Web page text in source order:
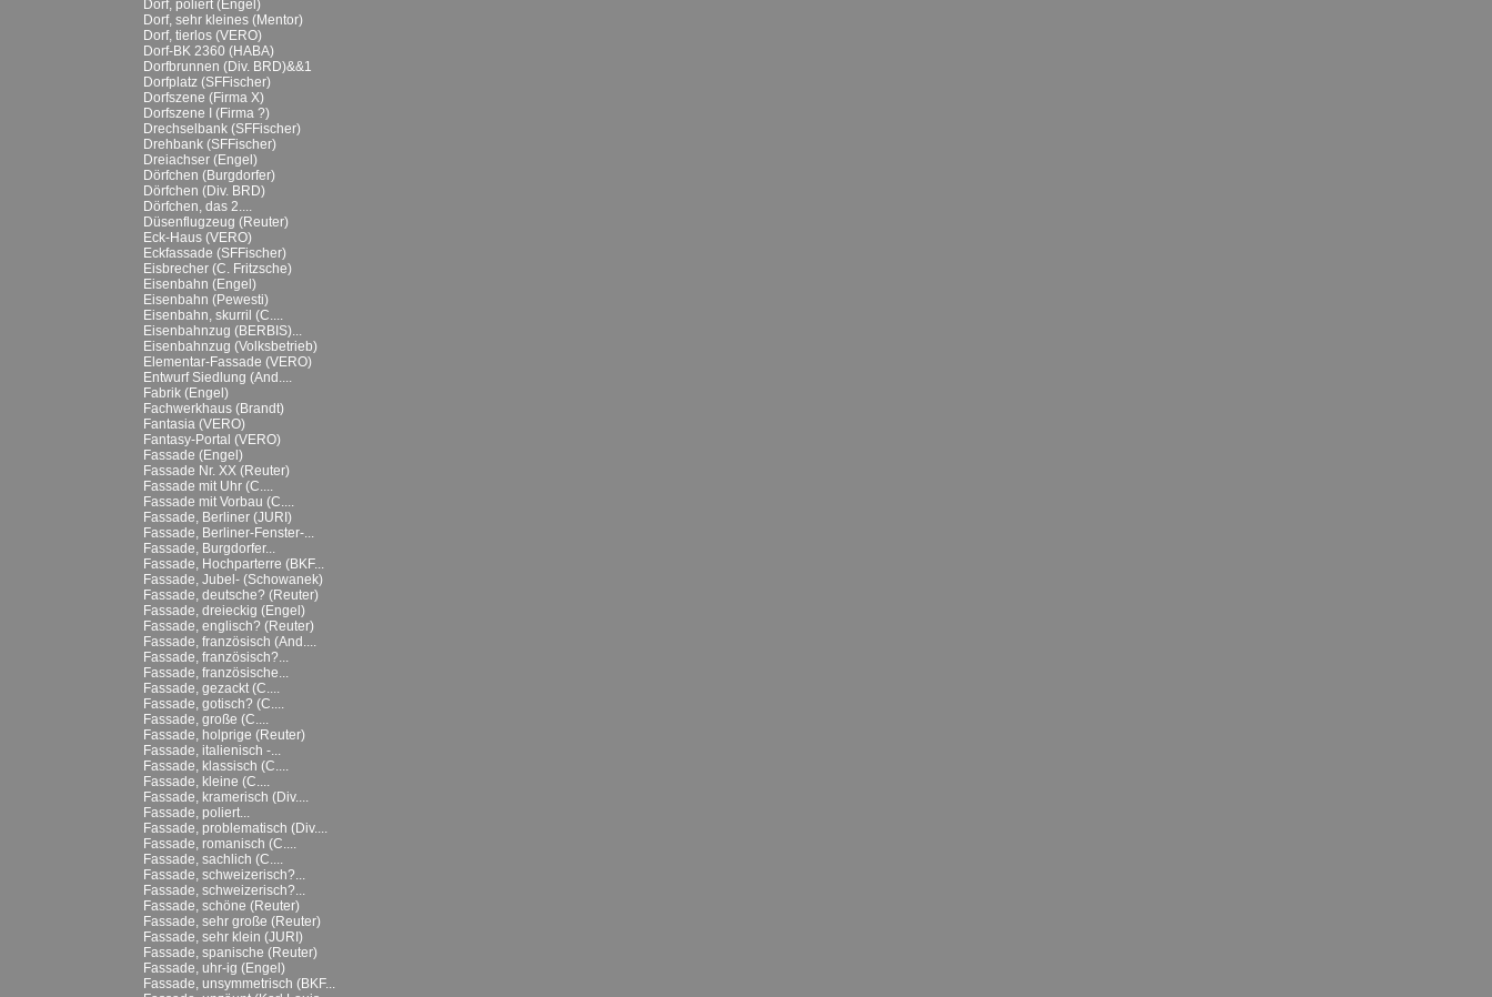
Dorf, poliert (Engel)
Dorf, sehr kleines (Mentor)
Dorf, tierlos (VERO)
Dorf-BK 2360 (HABA)
Dorfbrunnen (Div. BRD)&&1
Dorfplatz (SFFischer)
Dorfszene (Firma X)
Dorfszene I (Firma ?)
Drechselbank (SFFischer)
Drehbank (SFFischer)
Dreiachser (Engel)
Dörfchen (Burgdorfer)
Dörfchen (Div. BRD)
Dörfchen, das 2....
Düsenflugzeug (Reuter)
Eck-Haus (VERO)
Eckfassade (SFFischer)
Eisbrecher (C. Fritzsche)
Eisenbahn (Engel)
Eisenbahn (Pewesti)
Eisenbahn, skurril (C....
Eisenbahnzug (BERBIS)...
Eisenbahnzug (Volksbetrieb)
Elementar-Fassade (VERO)
Entwurf Siedlung (And....
Fabrik (Engel)
Fachwerkhaus (Brandt)
Fantasia (VERO)
Fantasy-Portal (VERO)
Fassade (Engel)
Fassade Nr. XX (Reuter)
Fassade mit Uhr (C....
Fassade mit Vorbau (C....
Fassade, Berliner (JURI)
Fassade, Berliner-Fenster-...
Fassade, Burgdorfer...
Fassade, Hochparterre (BKF...
Fassade, Jubel- (Schowanek)
Fassade, deutsche? (Reuter)
Fassade, dreieckig (Engel)
Fassade, englisch? (Reuter)
Fassade, französisch (And....
Fassade, französisch?...
Fassade, französische...
Fassade, gezackt (C....
Fassade, gotisch? (C....
Fassade, große (C....
Fassade, holprige (Reuter)
Fassade, italienisch -...
Fassade, klassisch (C....
Fassade, kleine (C....
Fassade, kramerisch (Div....
Fassade, poliert...
Fassade, problematisch (Div....
Fassade, romanisch (C....
Fassade, sachlich (C....
Fassade, schweizerisch?...
Fassade, schweizerisch?...
Fassade, schöne (Reuter)
Fassade, sehr große (Reuter)
Fassade, sehr klein (JURI)
Fassade, spanische (Reuter)
Fassade, uhr-ig (Engel)
Fassade, unsymmetrisch (BKF...